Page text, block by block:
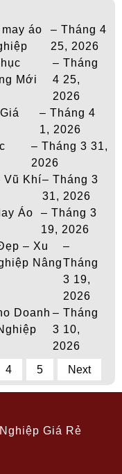
áo
– Tháng 4
25, 2026
Mới
– Tháng
4 25,
2026
– Tháng 4
1, 2026
– Tháng 3 31,
2026
Vũ Khí– Tháng 3
31, 2026
Áo
– Tháng 3
19, 2026
– Xu
Nâng
–
Tháng
3 19,
2026
Doanh – Tháng
3 10,
2026
4 5 Next
Giá Rẻ